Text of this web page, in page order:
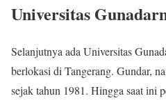
Universitas
Selanjutnya ada Universitas
berlokasi di Tangerang. Gundar,
sejak tahun 1981. Hingga saat ini